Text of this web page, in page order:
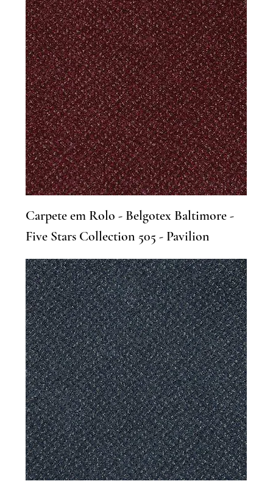
Carpete em Rolo - Belgotex Baltimore -
Five Stars Collection 505 - Pavilion